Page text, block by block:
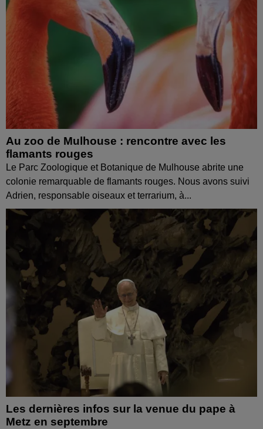
Au zoo de Mulhouse : rencontre avec les
flamants rouges
Le Parc Zoologique et Botanique de Mulhouse abrite une
colonie remarquable de flamants rouges. Nous avons suivi
Adrien, responsable oiseaux et terrarium, à...
Les dernières infos sur la venue du pape à
Metz en septembre